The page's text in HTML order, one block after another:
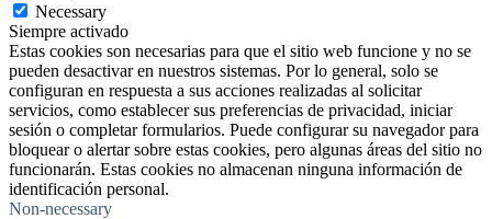
Necessary
Siempre activado
Estas cookies son necesarias para que el sitio web funcione y no se
pueden desactivar en nuestros sistemas. Por lo general, solo se
configuran en respuesta a sus acciones realizadas al solicitar
servicios, como establecer sus preferencias de privacidad, iniciar
sesión o completar formularios. Puede configurar su navegador para
bloquear o alertar sobre estas cookies, pero algunas áreas del sitio no
funcionarán. Estas cookies no almacenan ninguna información de
identificación personal.
Non-necessary